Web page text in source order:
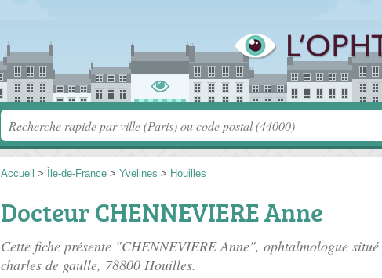
Accueil > Île-de-France > Yvelines > Houilles
Docteur CHENNEVIERE Anne
Cette fiche présente "CHENNEVIERE Anne", ophtalmologue situé
charles de gaulle, 78800 Houilles.